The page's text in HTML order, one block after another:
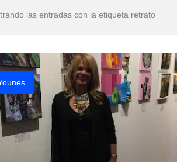
Rostros Bellos, La Perfección del Dibujo A
Fotos Artísticas de las Actrices de Hollywood
Que significan los cuadros de negras
El mundo del arte en pintura surrealista
las entradas con la etiqueta retrato